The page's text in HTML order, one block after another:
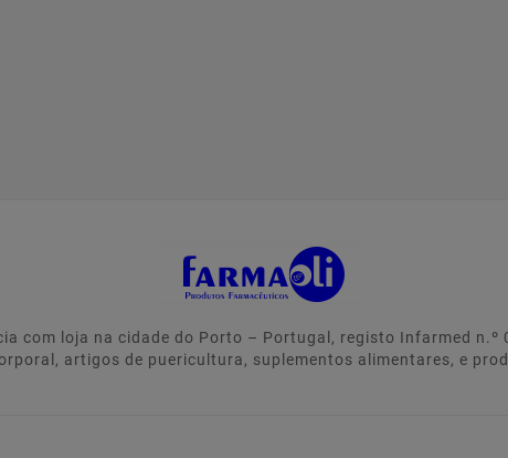
com loja na cidade do Porto – Portugal, registo Infarmed n.º
artigos de puericultura, suplementos alimentares, e